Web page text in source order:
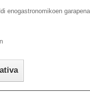
enogastronomikoen garapena